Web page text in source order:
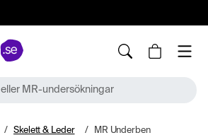
MR-undersökningar
Skelett & Leder MR Underben